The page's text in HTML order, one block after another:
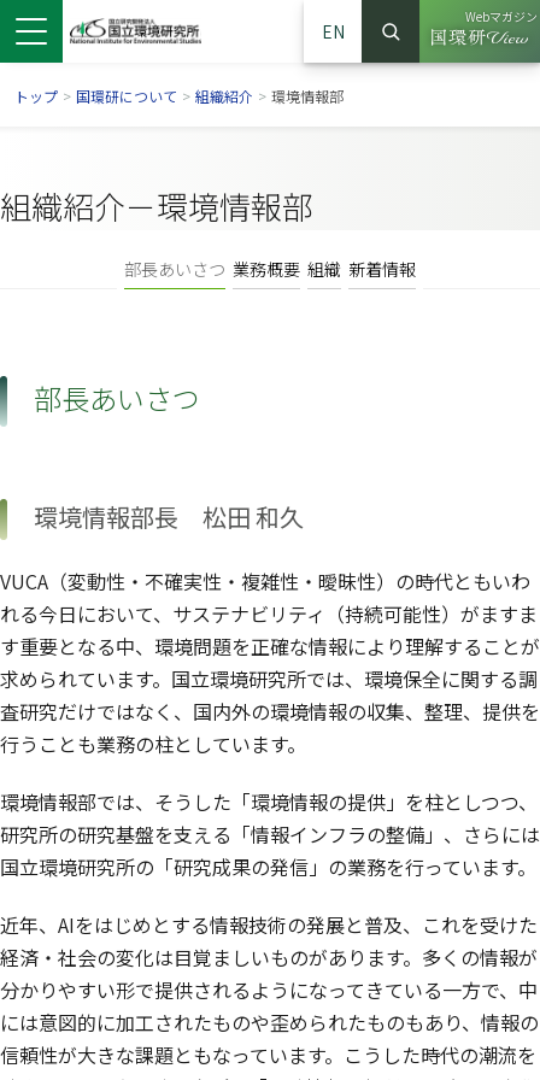
ウで開きます）
ンドウで開きます）
ウインドウで開きます）
EN
サイト内検索
検索
Webマガジン
（別ウイ
トップ > 国環研について > 組織紹介 > 環境情報部
組織紹介－環境情報部
部長あいさつ 業務概要 組織 新着情報
部長あいさつ
環境情報部長 松田 和久
VUCA（変動性・不確実性・複雑性・曖昧性）の時代ともいわ
れる今日において、サステナビリティ（持続可能性）がますま
す重要となる中、環境問題を正確な情報により理解することが
求められています。国立環境研究所では、環境保全に関する調
査研究だけではなく、国内外の環境情報の収集、整理、提供を
行うことも業務の柱としています。
環境情報部では、そうした「環境情報の提供」を柱としつつ、
研究所の研究基盤を支える「情報インフラの整備」、さらには
国立環境研究所の「研究成果の発信」の業務を行っています。
近年、AIをはじめとする情報技術の発展と普及、これを受けた
経済・社会の変化は目覚ましいものがあります。多くの情報が
分かりやすい形で提供されるようになってきている一方で、中
には意図的に加工されたものや歪められたものもあり、情報の
信頼性が大きな課題ともなっています。こうした時代の潮流を